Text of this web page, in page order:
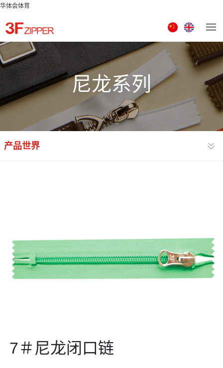
华体会体育
中
文
ENGLISH
尼龙系列
产品世界
7＃尼龙闭口链